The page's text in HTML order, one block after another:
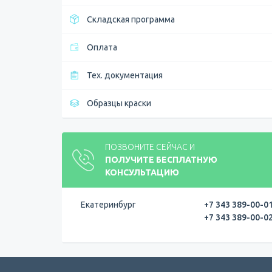
Складская программа
Оплата
Тех. документация
Образцы краски
ПОЗВОНИТЕ СЕЙЧАС И
ПОЛУЧИТЕ БЕСПЛАТНУЮ
КОНСУЛЬТАЦИЮ
Екатеринбург
+7 343 389-00-
+7 343 389-00-